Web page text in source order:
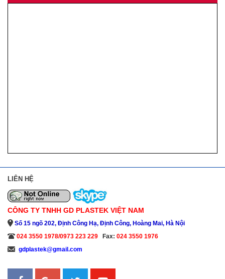
LIÊN HỆ
CÔNG TY TNHH GD PLASTEK VIỆT NAM
Số 15 ngõ 202, Định Công Hạ, Định Công, Hoàng Mai, Hà Nội
024 3550 1978/0973 223 229
Fax: 024 3550 1976
gdplastek@gmail.com